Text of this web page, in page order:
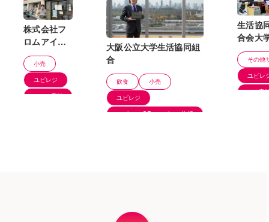
株式会社フ
ロムアイコ
ーポレーシ
ョン マル
ヤス高島平
店様
小売
ユビレジ
6〜20店舗
大阪公立大学生活協同組
合
飲食
小売
ユビレジ
ユビレジ QRオーダー＆決済
生活協
合会大
業連合
その他
ユビレ
100店